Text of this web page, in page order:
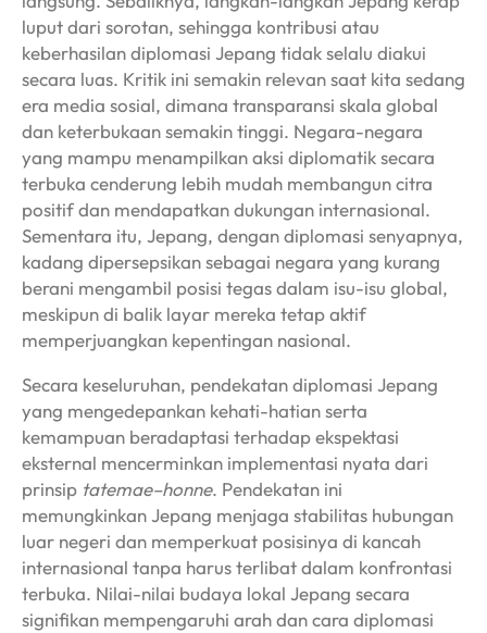
luput dari sorotan, sehingga kontribusi atau
keberhasilan diplomasi Jepang tidak selalu diakui
secara luas. Kritik ini semakin relevan saat kita sedang
era media sosial, dimana transparansi skala global
dan keterbukaan semakin tinggi. Negara-negara
yang mampu menampilkan aksi diplomatik secara
terbuka cenderung lebih mudah membangun citra
positif dan mendapatkan dukungan internasional.
Sementara itu, Jepang, dengan diplomasi senyapnya,
kadang dipersepsikan sebagai negara yang kurang
berani mengambil posisi tegas dalam isu-isu global,
meskipun di balik layar mereka tetap aktif
memperjuangkan kepentingan nasional.
Secara keseluruhan, pendekatan diplomasi Jepang
yang mengedepankan kehati-hatian serta
kemampuan beradaptasi terhadap ekspektasi
eksternal mencerminkan implementasi nyata dari
prinsip tatemae–honne. Pendekatan ini
memungkinkan Jepang menjaga stabilitas hubungan
luar negeri dan memperkuat posisinya di kancah
internasional tanpa harus terlibat dalam konfrontasi
terbuka. Nilai-nilai budaya lokal Jepang secara
signifikan mempengaruhi arah dan cara diplomasi